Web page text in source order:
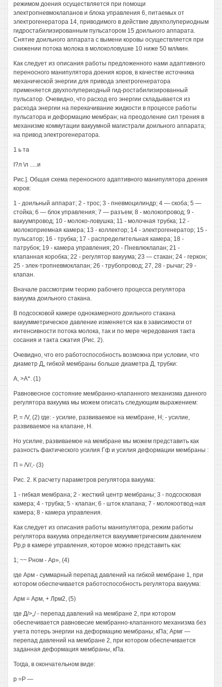
режимом доения осуществляется при помощи
электропневмоклапанов и блока управления 6, питаемых от
электрогенератора 14, приводимого в действие двухполупериодным
гидростабилизированным пульсатором 15 доильного аппарата.
Снятие доильного аппарата с вымени коровы осуществляется при
снижении потока молока в молоколовушке 10 ниже 50 мл/мин.
Как следует из описания работы предложенного нами адаптивного
переносного манипулятора доения коров, в качестве источника
механической энергии для привода электрогенератора
применяется двухполупериодный гид-ростабилизированный
пульсатор. Очевидно, что расход его энергии складывается из
расхода энергии на перекачивание жидкости в процессе работы
пульсатора и деформацию мембран; на преодоление сил трения в
механизме коммутации вакуумной магистрали доильного аппарата;
на привод электрогенератора.
1 ь та
I?л \л .....и
Рис.]. Общая схема переносного адаптивного манипулятора доения
коров:
1 - доильный аппарат; 2 - трос; 3 - пневмоцилиндр; 4 — скоба; 5 —
стойка; 6 — блок управления; 7 — разъем; 8 - молокопровод; 9 -
вакуумпровод; 10 - молоко-ловушка; 11 - молочная трубка; 12 -
молокоприемная камера; 13 - коллектор; 14 - электрогенератор; 15 -
пульсатор; 16 - трубка; 17 - распределительная камера; 18 -
патрубок; 19 - камера управления; 20 - Пневлюклапан; 21 -
клапанная коробка; 22 - регулятор вакуума; 23 — стакан; 24 - геркон;
25 - элек-тропневмоклапан; 26 - трубопровод; 27, 28 - рычаг; 29 -
клапан.
Вначале рассмотрим теорию рабочего процесса регулятора
вакуума доильного стакана.
В подсосковой камере однокамерного доильного стакана
вакуумметрическое давление изменяется как в зависимости от
интенсивности потока молока, так и по мере чередования такта
сосания и такта сжатия (Рис. 2).
Очевидно, что его работоспособность возможна при условии, что
диаметр Д„ гибкой мембраны больше диаметра Д, трубки:
А, >А*. (1)
Равновесное состояние мембранно-клапанного механизма данного
регулятора вакуума мы можем описать следующим выражением:
Р, = /V, (2) где: - усилие, развиваемое на мембране, Н; - усилие,
развиваемое на клапане, Н.
Но усилие, развиваемое на мембране мы можем представить как
разность фактического усилия Гф и усилия деформации мембраны :
П = /V/,- (3)
Рис. 2. К расчету параметров регулятора вакуума:
1 - гибкая мембрана; 2 - жесткий центр мембраны; 3 - подсосковая
камера; 4 - трубка; 5 - клапан; 6 - шток клапана; 7 - молокоотвод-ная
камера; 8 - камера управления.
Как следует из описания работы манипулятора, режим работы
регулятора вакуума определяется вакуумметрическим давлением
Рр,р в камере управления, которое можно представить как:
1; ~~ Рном - Ар», (4)
где Арм - суммарный перепад давлений на гибкой мембране 1, при
котором обеспечивается работоспособность регулятора вакуума:
Арм = Арм, + Лрм2, (5)
где Д/>„/ - перепад давлений на мембране 2, при котором
обеспечивается равновесие мембранно-клапанного механизма без
учета потерь энергии на деформацию мембраны, кПа; Армг —
перепад давлений на мембране 2, при котором обеспечивается
заданная деформация мембраны, кПа.
Тогда, в окончательном виде:
р =Р —